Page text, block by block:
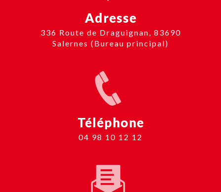
Adresse
336 Route de Draguignan, 83690
Salernes (Bureau principal)
Téléphone
04 98 10 12 12